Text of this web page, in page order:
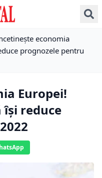
economia
prognozele pentru
Europei!
îşi reduce